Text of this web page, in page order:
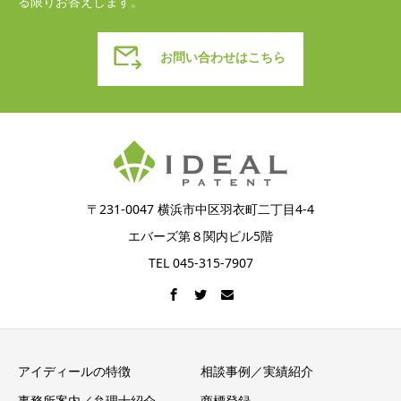
お問い合わせはこちら
〒231-0047 横浜市中区羽衣町二丁目4-4
エバーズ第８関内ビル5階
TEL 045-315-7907
アイディールの特徴
相談事例／実績紹介